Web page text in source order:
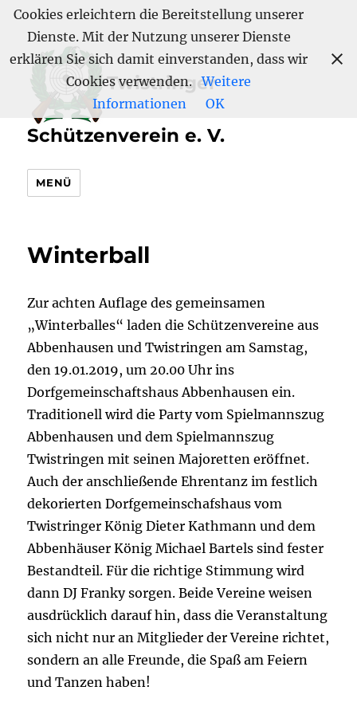
Twistringer
Schützenverein e. V.
MENÜ
Winterball
Zur achten Auflage des gemeinsamen
„Winterballes“ laden die Schützenvereine aus
Abbenhausen und Twistringen am Samstag,
den 19.01.2019, um 20.00 Uhr ins
Dorfgemeinschaftshaus Abbenhausen ein.
Traditionell wird die Party vom Spielmannszug
Abbenhausen und dem Spielmannszug
Twistringen mit seinen Majoretten eröffnet.
Auch der anschließende Ehrentanz im festlich
dekorierten Dorfgemeinschafshaus vom
Twistringer König Dieter Kathmann und dem
Abbenhäuser König Michael Bartels sind fester
Bestandteil. Für die richtige Stimmung wird
dann DJ Franky sorgen. Beide Vereine weisen
ausdrücklich darauf hin, dass die Veranstaltung
sich nicht nur an Mitglieder der Vereine richtet,
sondern an alle Freunde, die Spaß am Feiern
und Tanzen haben!
Cookies erleichtern die Bereitstellung unserer
Dienste. Mit der Nutzung unserer Dienste
erklären Sie sich damit einverstanden, dass wir
Cookies verwenden. Weitere
Informationen
OK